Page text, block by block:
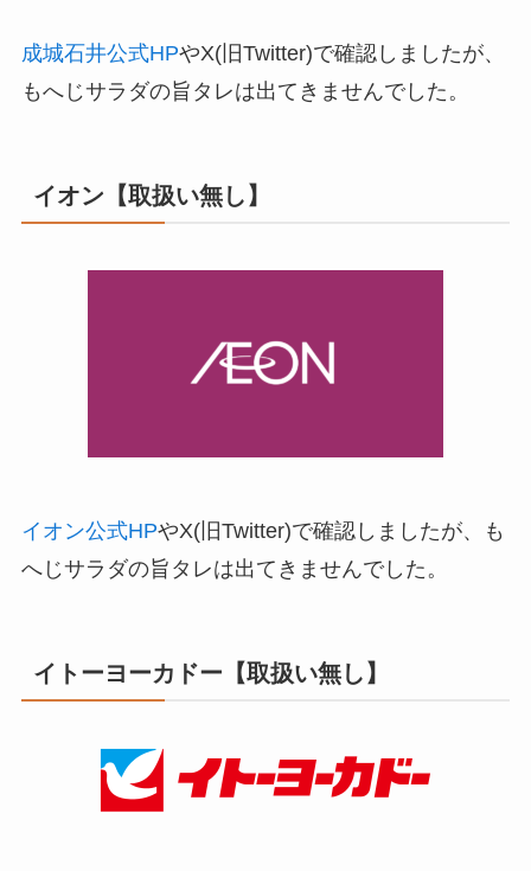
成城石井公式HPやX(旧Twitter)で確認しましたが、
もへじサラダの旨タレは出てきませんでした。
イオン【取扱い無し】
イオン公式HPやX(旧Twitter)で確認しましたが、も
へじサラダの旨タレは出てきませんでした。
イトーヨーカドー【取扱い無し】